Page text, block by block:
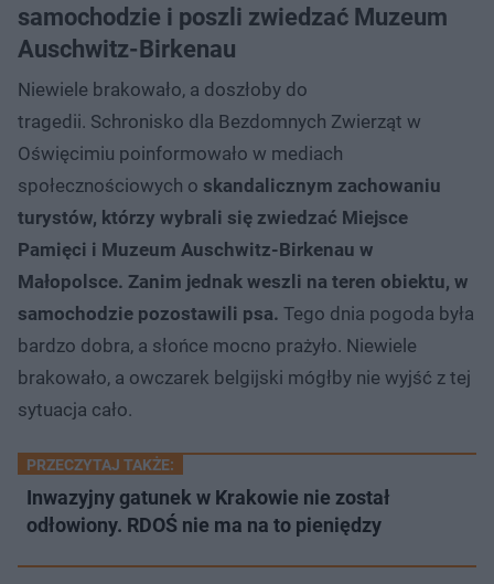
samochodzie i poszli zwiedzać Muzeum
Auschwitz-Birkenau
Niewiele brakowało, a doszłoby do
tragedii. Schronisko dla Bezdomnych Zwierząt w
Oświęcimiu poinformowało w mediach
społecznościowych o skandalicznym zachowaniu
turystów, którzy wybrali się zwiedzać Miejsce
Pamięci i Muzeum Auschwitz-Birkenau w
Małopolsce. Zanim jednak weszli na teren obiektu, w
samochodzie pozostawili psa. Tego dnia pogoda była
bardzo dobra, a słońce mocno prażyło. Niewiele
brakowało, a owczarek belgijski mógłby nie wyjść z tej
sytuacja cało.
PRZECZYTAJ TAKŻE:
Inwazyjny gatunek w Krakowie nie został
odłowiony. RDOŚ nie ma na to pieniędzy